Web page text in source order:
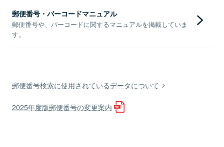
郵便番号・バーコードマニュアル
郵便番号や、バーコードに関するマニュアルを掲載していま
す。
郵便番号検索に使用されているデータについて
2025年度版郵便番号の変更案内